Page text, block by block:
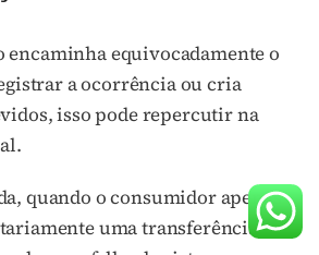
encaminha equivocadamente o
a ocorrência ou cria
isso pode repercutir na
quando o consumidor apenas
uma transferência